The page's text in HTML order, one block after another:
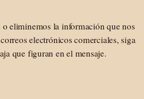
eliminemos la información que nos
electrónicos comerciales, siga
que figuran en el mensaje.